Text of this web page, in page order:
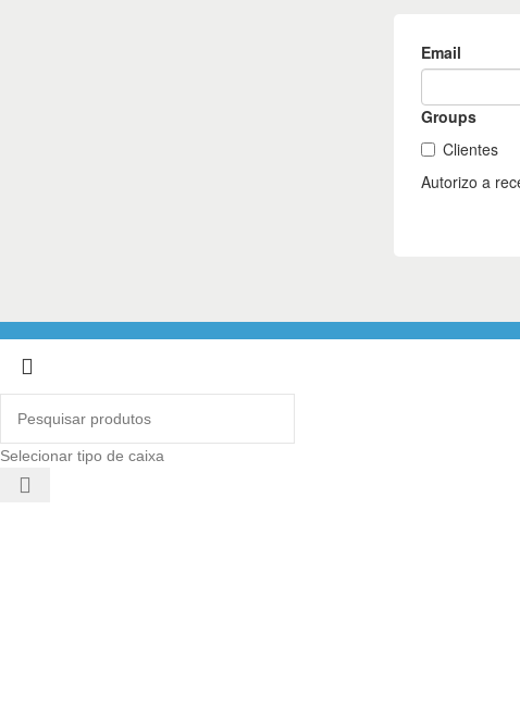
Selecionar tipo de caixa